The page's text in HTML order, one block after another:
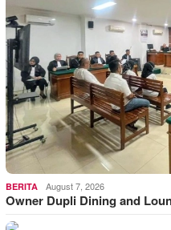
BERITA August 7, 2026
Owner Dupli Dining and